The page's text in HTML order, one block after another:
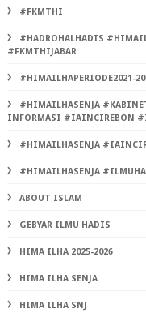
#FKMTHI
#HADROHALHADIS
#FKMTHIJABAR
#HIMAILHAPERIODE2021-
#HIMAILHASENJA
INFORMASI #IAINCIREBON
#HIMAILHASENJA
#HIMAILHASENJA
ABOUT ISLAM
GEBYAR ILMU HADIS
HIMA ILHA 2025-2026
HIMA ILHA SENJA
HIMA ILHA SNJ